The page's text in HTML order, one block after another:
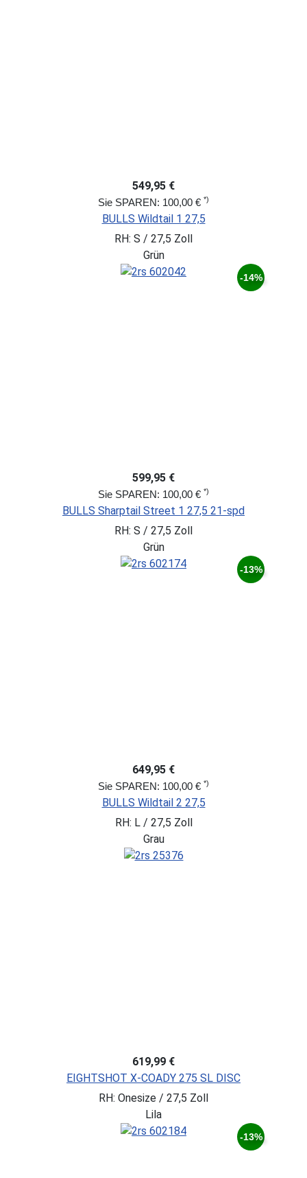
549,95 €
Sie SPAREN: 100,00 € *)
BULLS Wildtail 1 27,5
RH: S / 27,5 Zoll
Grün
-14%
599,95 €
Sie SPAREN: 100,00 € *)
BULLS Sharptail Street 1 27,5 21-spd
RH: S / 27,5 Zoll
Grün
-13%
649,95 €
Sie SPAREN: 100,00 € *)
BULLS Wildtail 2 27,5
RH: L / 27,5 Zoll
Grau
619,99 €
EIGHTSHOT X-COADY 275 SL DISC
RH: Onesize / 27,5 Zoll
Lila
-13%